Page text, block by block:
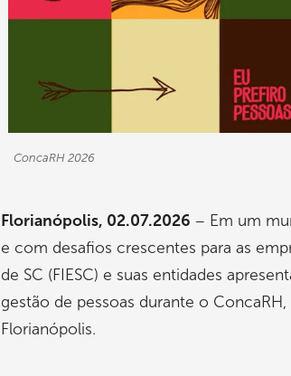
ConcaRH 2026
Florianópolis, 02.07.2026 – Em um
e com desafios crescentes para as
de SC (FIESC) e suas entidades
gestão de pessoas durante o
Florianópolis.